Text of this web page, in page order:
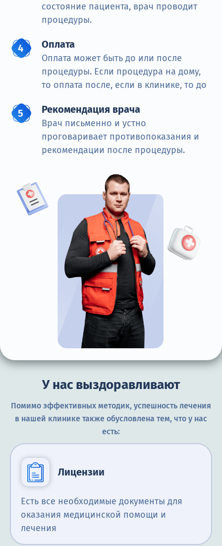
состояние пациента, врач проводит
процедуры.
Оплата
Оплата может быть до или после
процедуры. Если процедура на дому,
то оплата после, если в клинике, то до
Рекомендация врача
Врач письменно и устно
проговаривает противопоказания и
рекомендации после процедуры.
У нас выздоравливают
Помимо эффективных методик, успешность лечения
в нашей клинике также обусловлена тем, что у нас
есть:
Лицензии
Есть все необходимые документы для
оказания медицинской помощи и
лечения